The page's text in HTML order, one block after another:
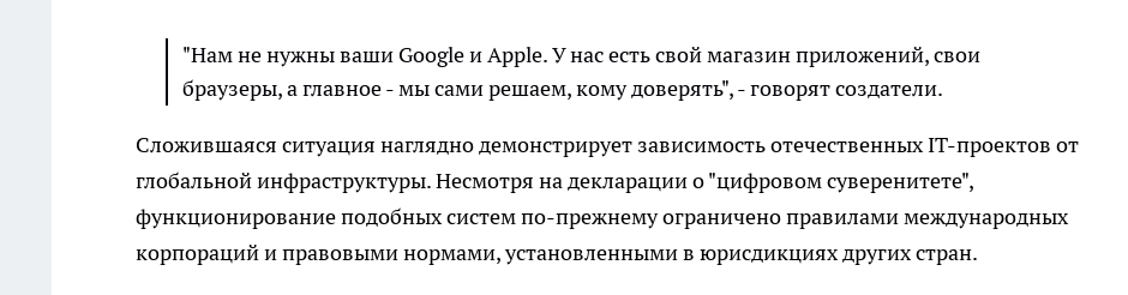
"Нам не нужны ваши Google и Apple. У нас есть свой магазин приложений, свои
браузеры, а главное - мы сами решаем, кому доверять", - говорят создатели.
Сложившаяся ситуация наглядно демонстрирует зависимость отечественных IT-проектов от
глобальной инфраструктуры. Несмотря на декларации о "цифровом суверенитете",
функционирование подобных систем по-прежнему ограничено правилами международных
корпораций и правовыми нормами, установленными в юрисдикциях других стран.